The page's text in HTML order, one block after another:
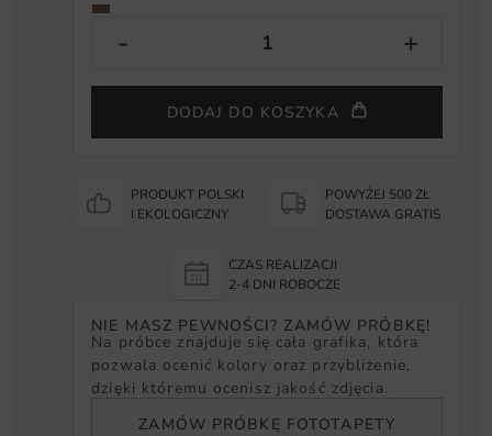
DODAJ DO KOSZYKA
PRODUKT POLSKI
I EKOLOGICZNY
POWYŻEJ 500 ZŁ
DOSTAWA GRATIS
CZAS REALIZACJI
2-4 DNI ROBOCZE
NIE MASZ PEWNOŚCI? ZAMÓW PRÓBKĘ!
Na próbce znajduje się cała grafika, która
pozwala ocenić kolory oraz przybliżenie,
dzięki któremu ocenisz jakość zdjęcia.
ZAMÓW PRÓBKĘ FOTOTAPETY